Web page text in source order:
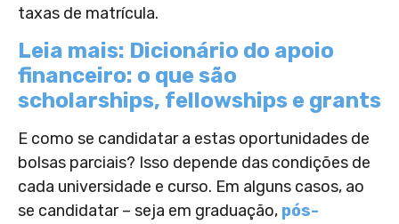
taxas de matrícula.
Leia mais: Dicionário do apoio
financeiro: o que são
scholarships, fellowships e grants
E como se candidatar a estas oportunidades de
bolsas parciais? Isso depende das condições de
cada universidade e curso. Em alguns casos, ao
se candidatar – seja em graduação, pós-